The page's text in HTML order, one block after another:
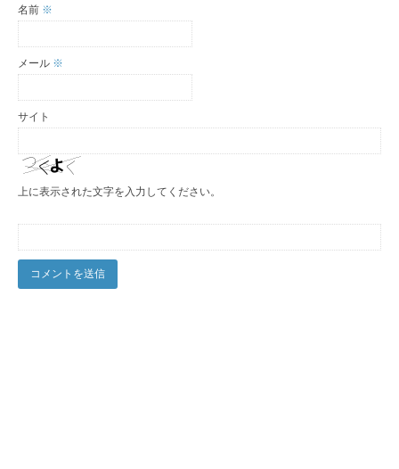
名前 ※
メール ※
サイト
上に表示された文字を入力してください。